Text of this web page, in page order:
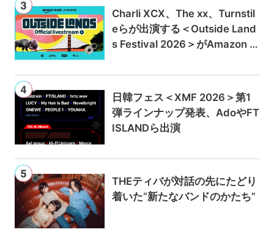
Charli XCX、The xx、Turnstil
eらが出演する＜Outside Land
s Festival 2026＞がAmazon M
ブ配信
日韓フェス＜XMF 2026＞第1
弾ラインナップ発表、AdoやFT
ISLANDら出演
THEティバが対話の先にたどり
着いた“新たなバンドのかたち”